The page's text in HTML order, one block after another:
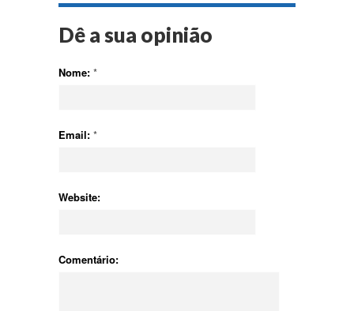
Dê a sua opinião
Nome: *
Email: *
Website:
Comentário: